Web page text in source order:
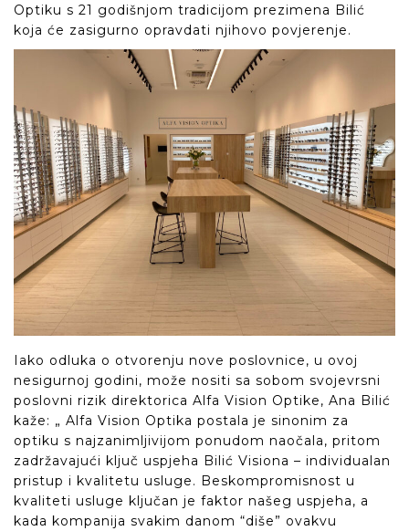
Optiku s 21 godišnjom tradicijom prezimena Bilić
koja će zasigurno opravdati njihovo povjerenje.
Iako odluka o otvorenju nove poslovnice, u ovoj
nesigurnoj godini, može nositi sa sobom svojevrsni
poslovni rizik direktorica Alfa Vision Optike, Ana Bilić
kaže: „ Alfa Vision Optika postala je sinonim za
optiku s najzanimljivijom ponudom naočala, pritom
zadržavajući ključ uspjeha Bilić Visiona – individualan
pristup i kvalitetu usluge. Beskompromisnost u
kvaliteti usluge ključan je faktor našeg uspjeha, a
kada kompanija svakim danom “diše” ovakvu